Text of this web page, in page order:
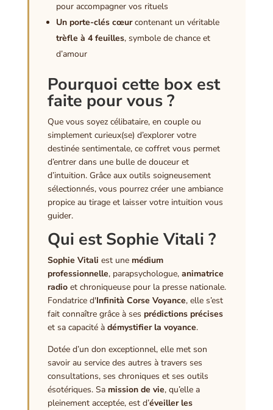
pour accompagner vos rituels
Un porte-clés cœurcontenant un véritable
trèfle à 4 feuilles, symbole de chance et
d’amour
Pourquoi cette box est
faite pour vous ?
Que vous soyez célibataire, en couple ou
simplement curieux(se) d’explorer votre
destinée sentimentale, ce coffret vous permet
d’entrer dans une bulle de douceur et
d’intuition. Grâce aux outils soigneusement
sélectionnés, vous pourrez créer une ambiance
propice au tirage et laisser votre intuition vous
guider.
Qui est Sophie Vitali ?
Sophie Vitali est une médium
professionnelle, parapsychologue, animatrice
radioet chroniqueuse pour la presse nationale.
Fondatrice d'Infinità Corse Voyance, elle s’est
fait connaître grâce à ses prédictions précises
et sa capacité à démystifier la voyance.
Dotée d’un don exceptionnel, elle met son
savoir au service des autres à travers ses
consultations, ses chroniques et ses outils
ésotériques. Sa mission de vie, qu’elle a
pleinement acceptée, est d’éveiller les